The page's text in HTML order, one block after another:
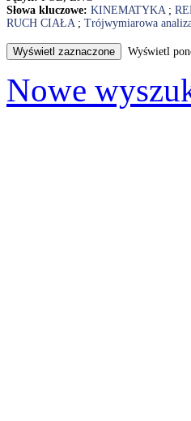
Słowa kluczowe: KINEMATYKA;
RUCH CIAŁA; Trójwymiarowa
Wyświetl
Nowe